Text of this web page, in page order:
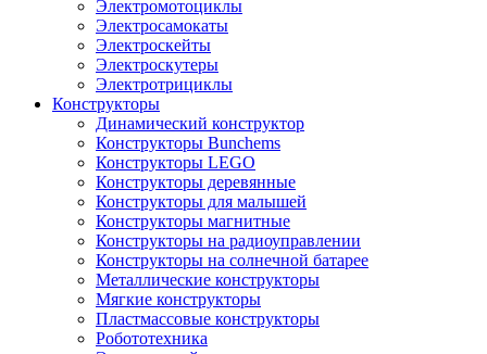
Электромотоциклы
Электросамокаты
Электроскейты
Электроскутеры
Электротрициклы
Конструкторы
Динамический конструктор
Конструкторы Bunchems
Конструкторы LEGO
Конструкторы деревянные
Конструкторы для малышей
Конструкторы магнитные
Конструкторы на радиоуправлении
Конструкторы на солнечной батарее
Металлические конструкторы
Мягкие конструкторы
Пластмассовые конструкторы
Робототехника